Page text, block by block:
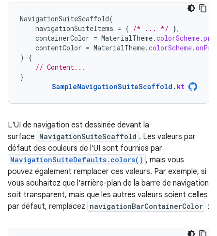
NavigationSuiteScaffold(
navigationSuiteItems = { /* ... */ },
containerColor = MaterialTheme.colorScheme.
contentColor = MaterialTheme.colorScheme.
)
{
// Content...
}
SampleNavigationSuiteScaffold . kt
L'UI de navigation est dessinée devant la
surface NavigationSuiteScaffold . Les valeurs par
défaut des couleurs de l'UI sont fournies par
NavigationSuiteDefaults.colors() , mais vous
pouvez également remplacer ces valeurs. Par exemple, si
vous souhaitez que l'arrière-plan de la barre de navigation
soit transparent, mais que les autres valeurs soient celles
par défaut, remplacez navigationBarContainerColor :